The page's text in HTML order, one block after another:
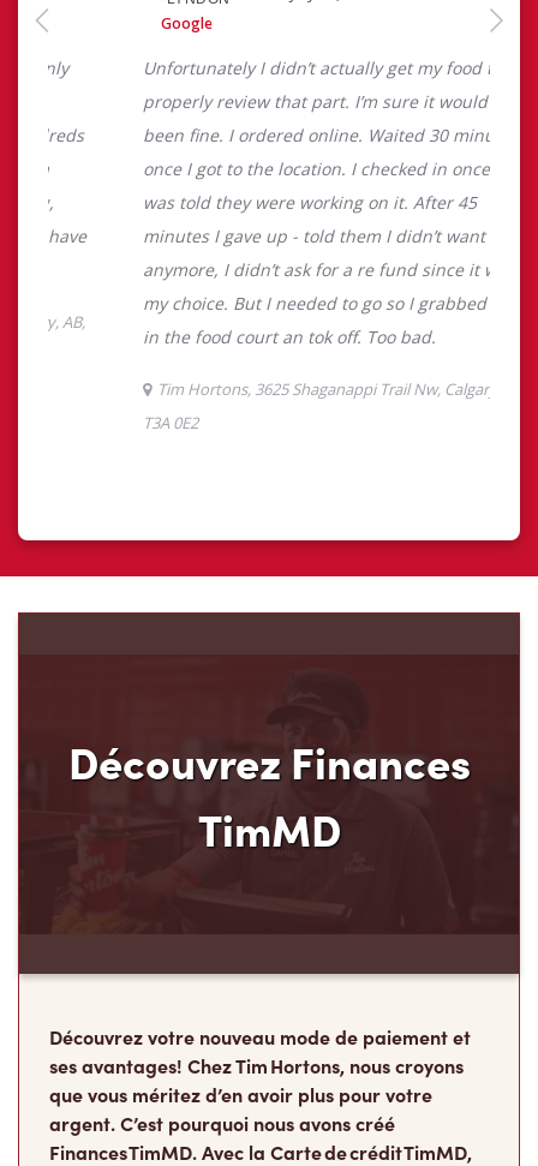
Découvrez Finances
TimMD
Découvrez votre nouveau mode de paiement et
ses avantages! Chez Tim Hortons, nous croyons
que vous méritez d’en avoir plus pour votre
argent. C’est pourquoi nous avons créé
Finances TimMD. Avec la Carte de crédit TimMD,